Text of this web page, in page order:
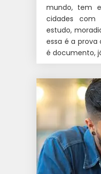
mundo, tem
cidades com
estudo,
essa é a
é documento,